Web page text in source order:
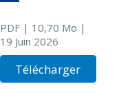
PDF| 10,70 Mo |
19 Juin 2026
Télécharger